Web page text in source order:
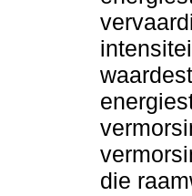
die